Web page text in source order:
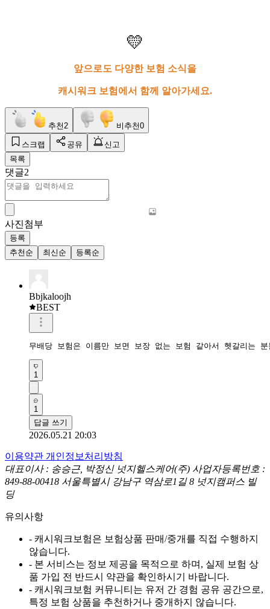
💛
앞으로도 다양한 보험 소식을
캐시워크 보험에서 함께 알아가세요.
추천 2 비추천0
스크랩 공유
신고
목록
댓글2
사진첨부
등록
추천순
최신순 등록순
Bbjkaloojh
BEST
무배당 보험은 이름만 보면 보장 없는 보험 같아서 헷갈리는 분
1
1
답글 쓰기
2026.05.21 20:03
이용약관 개인정보처리방침
대표이사 : 송승근, 박정신 넛지헬스케어(주) 사업자등록번호 :
849-88-00418 서울특별시 강남구 역삼로1길 8 넛지캠퍼스 빌
딩
유의사항
- 캐시워크보험은 보험상품 판매/중개를 직접 수행하지
않습니다.
- 본 서비스는 정보 제공을 목적으로 하며, 실제 보험 상
품 가입 전 반드시 약관을 확인하시기 바랍니다.
- 캐시워크보험 커뮤니티는 유저 간 경험 공유 공간으로,
특정 보험 상품을 추천하거나 중개하지 않습니다.